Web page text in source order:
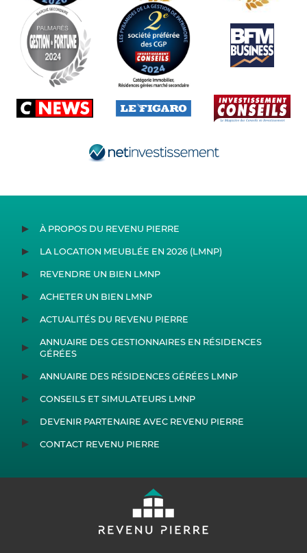
À PROPOS DU REVENU PIERRE
LA LOCATION MEUBLÉE EN 2026 (LMNP)
REVENDRE UN BIEN LMNP
ACHETER UN BIEN LMNP
ACTUALITÉS DU REVENU PIERRE
ANNUAIRE DES GESTIONNAIRES EN RÉSIDENCES
GÉRÉES
ANNUAIRE DES RÉSIDENCES GÉRÉES LMNP
CONSEILS ET SIMULATEURS LMNP
DEVENIR PARTENAIRE AVEC REVENU PIERRE
CONTACT REVENU PIERRE